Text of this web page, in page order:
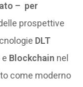
– per
prospettive
DLT
e Blockchain nel
come moderno